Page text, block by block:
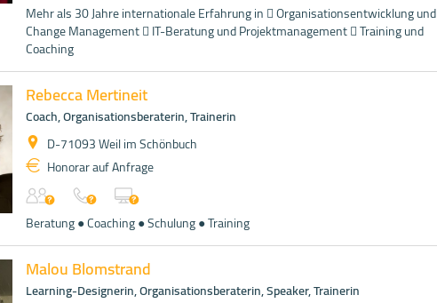
Mehr als 30 Jahre internationale Erfahrung in  Organisationsentwicklung und
Change Management  IT-Beratung und Projektmanagement  Training und
Coaching
Rebecca Mertineit
Coach, Organisationsberaterin, Trainerin
D-71093 Weil im Schönbuch
Honorar auf Anfrage
Beratung ● Coaching ● Schulung ● Training
Malou Blomstrand
Learning-Designerin, Organisationsberaterin, Speaker, Trainerin